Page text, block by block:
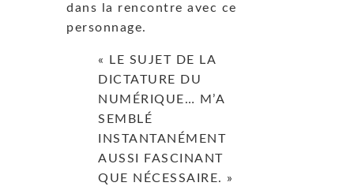
dans la rencontre avec ce
personnage.
« LE SUJET DE LA
DICTATURE DU
NUMÉRIQUE… M’A
SEMBLÉ
INSTANTANÉMENT
AUSSI FASCINANT
QUE NÉCESSAIRE. »